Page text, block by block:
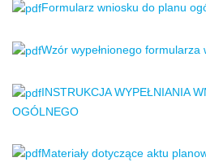
Formularz wniosku do planu
Wzór wypełnionego
INSTRUKCJA WYPEŁNIANIA
OGÓLNEGO
Materiały dotyczące aktu